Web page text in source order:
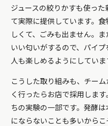
ジュースの絞りかすも使っ
て実際に提供しています。
しくて、ごみも出ません。
いい匂いがするので、パイ
人も楽しめるようにしていま
こうした取り組みも、チー
く行ったらお店で採用しま
ちの実験の一部です。発酵
にならないことも多いからこ